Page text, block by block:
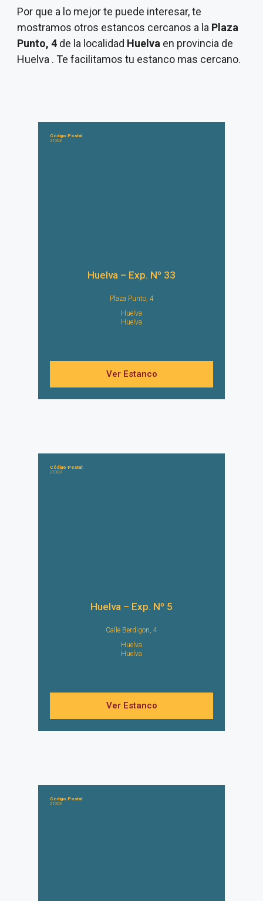
Por que a lo mejor te puede interesar, te
mostramos otros estancos cercanos a la Plaza
Punto, 4 de la localidad Huelva en provincia de
Huelva . Te facilitamos tu estanco mas cercano.
Código Postal:
21003
Huelva – Exp. Nº 33
Plaza Punto, 4
Huelva
Huelva
Ver Estanco
Código Postal:
21003
Huelva – Exp. Nº 5
Calle Berdigon, 4
Huelva
Huelva
Ver Estanco
Código Postal:
21003